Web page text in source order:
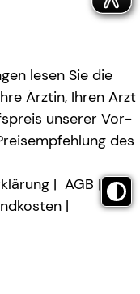
lesen Sie die
Ärztin, Ihren Arzt
unserer Vor-
des
AGB